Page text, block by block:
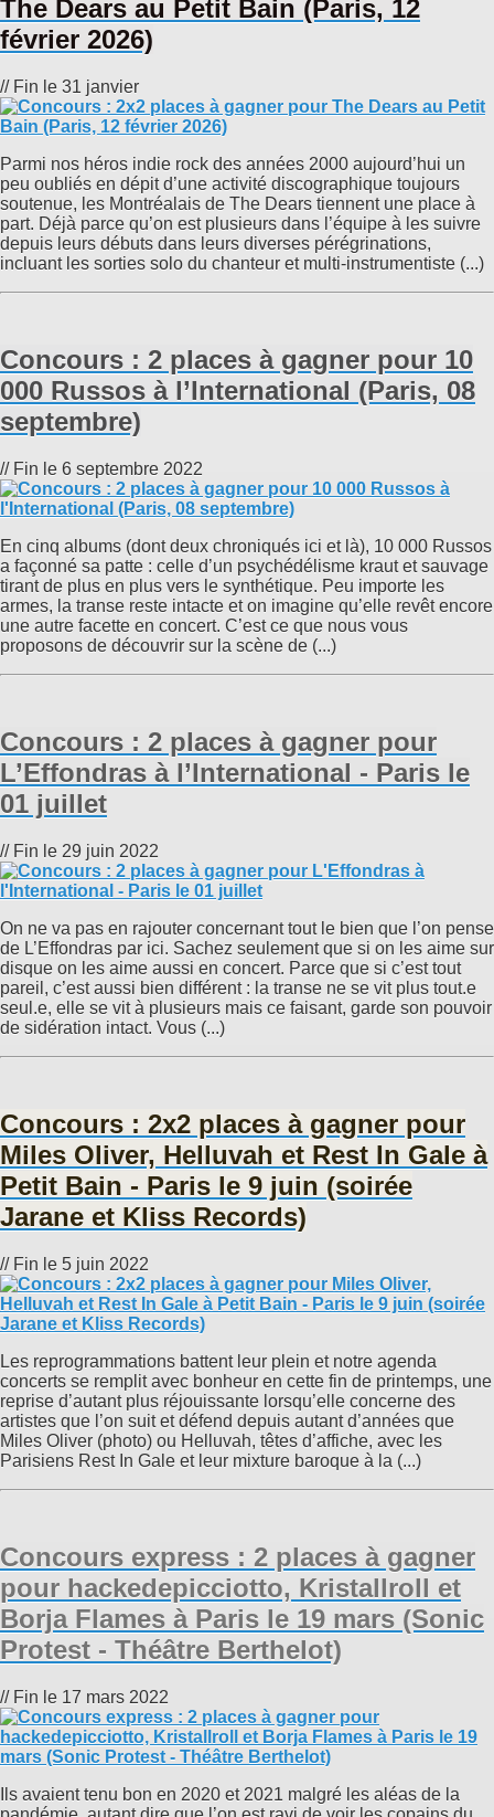
The Dears au Petit Bain (Paris, 12
février 2026)
// Fin le 31 janvier
Parmi nos héros indie rock des années 2000 aujourd’hui un
peu oubliés en dépit d’une activité discographique toujours
soutenue, les Montréalais de The Dears tiennent une place à
part. Déjà parce qu’on est plusieurs dans l’équipe à les suivre
depuis leurs débuts dans leurs diverses pérégrinations,
incluant les sorties solo du chanteur et multi-instrumentiste (...)
Concours : 2 places à gagner pour 10
000 Russos à l’International (Paris, 08
septembre)
// Fin le 6 septembre 2022
En cinq albums (dont deux chroniqués ici et là), 10 000 Russos
a façonné sa patte : celle d’un psychédélisme kraut et sauvage
tirant de plus en plus vers le synthétique. Peu importe les
armes, la transe reste intacte et on imagine qu’elle revêt encore
une autre facette en concert. C’est ce que nous vous
proposons de découvrir sur la scène de (...)
Concours : 2 places à gagner pour
L’Effondras à l’International - Paris le
01 juillet
// Fin le 29 juin 2022
On ne va pas en rajouter concernant tout le bien que l’on pense
de L’Effondras par ici. Sachez seulement que si on les aime sur
disque on les aime aussi en concert. Parce que si c’est tout
pareil, c’est aussi bien différent : la transe ne se vit plus tout.e
seul.e, elle se vit à plusieurs mais ce faisant, garde son pouvoir
de sidération intact. Vous (...)
Concours : 2x2 places à gagner pour
Miles Oliver, Helluvah et Rest In Gale à
Petit Bain - Paris le 9 juin (soirée
Jarane et Kliss Records)
// Fin le 5 juin 2022
Les reprogrammations battent leur plein et notre agenda
concerts se remplit avec bonheur en cette fin de printemps, une
reprise d’autant plus réjouissante lorsqu’elle concerne des
artistes que l’on suit et défend depuis autant d’années que
Miles Oliver (photo) ou Helluvah, têtes d’affiche, avec les
Parisiens Rest In Gale et leur mixture baroque à la (...)
Concours express : 2 places à gagner
pour hackedepicciotto, Kristallroll et
Borja Flames à Paris le 19 mars (Sonic
Protest - Théâtre Berthelot)
// Fin le 17 mars 2022
Ils avaient tenu bon en 2020 et 2021 malgré les aléas de la